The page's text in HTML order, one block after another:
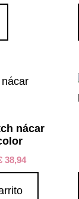
nácar
38,94